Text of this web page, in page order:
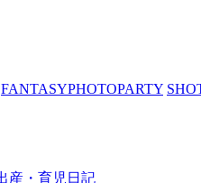
FANTASYPHOTOPARTY